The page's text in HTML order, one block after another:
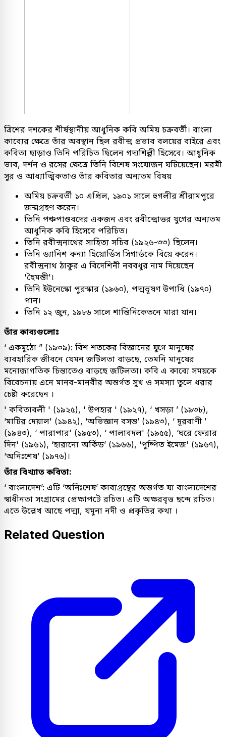
ত্রিশের দশকের শীর্ষস্থানীয় আধুনিক কবি অমিয় চক্রবর্তী। বাংলা
কাব্যের ক্ষেত্রে তাঁর অবস্থান ছিল রবীন্দ্র প্রভাব বলয়ের বাইরে এবং
কবিতা ছাড়াও তিনি পরিচিত ছিলেন গদ্যশিল্পী হিসেবে। আধুনিক
ভাব, দর্শন ও রসের ক্ষেত্রে তিনি বিশেষ সংযোজন ঘটিয়েছেন। মরমী
সুর ও আধ্যাত্মিকতাও তাঁর কবিতার অন্যতম বিষয়
অমিয় চক্রবর্তী ১০ এপ্রিল, ১৯০১ সালে হুগলীর শ্রীরামপুরে
জন্মগ্রহণ করেন।
তিনি পঞ্চপাণ্ডবদের একজন এবং রবীন্দ্রোত্তর যুগের অন্যতম
আধুনিক কবি হিসেবে পরিচিত।
তিনি রবীন্দ্রনাথের সাহিত্য সচিব (১৯২৬-৩৩) ছিলেন।
তিনি ড্যানিশ কন্যা হিয়োর্ডিস সিগার্ডকে বিয়ে করেন।
রবীন্দ্রনাথ ঠাকুর এ বিদেশিনী নববধুর নাম দিয়েছেন
'হৈমন্তী'।
তিনি ইউনেস্কো পুরস্কার (১৯৬০), পদ্মভূষণ উপাধি (১৯৭০)
পান।
তিনি ১২ জুন, ১৯৮৬ সালে শান্তিনিকেতনে মারা যান।
তাঁর কাব্যগুলোঃ
‘ একমুঠো ” (১৯৩৯): বিশ শতকের বিজ্ঞানের যুগে মানুষের
ব্যবহারিক জীবনে যেমন জটিলতা বাড়ছে, তেমনি মানুষের
মনোজাগতিক চিন্তাতেও বাড়ছে জটিলতা। কবি এ কাব্যে সময়কে
বিবেচনায় এনে মানব-মানবীর অন্তর্গত সুখ ও সমস্যা তুলে ধরার
চেষ্টা করেছেন ।
' কবিতাবলী ' (১৯২৫), ' উপহার ' (১৯২৭), ‘ খসড়া ’ (১৯৩৮),
‘মাটির দেয়াল' (১৯৪২), ‘অভিজ্ঞান বসন্ত’ (১৯৪৩), ‘ দূরবাণী ’
(১৯৪৩), ‘ পারাপার' (১৯৫৩), ‘ পালাবদল' (১৯৫৫), ‘ঘরে ফেরার
দিন' (১৯৬১), ‘হারানো অর্কিড’ (১৯৬৬), ‘পুষ্পিত ইমেজ' (১৯৬৭),
‘অনিঃশেষ’ (১৯৭৬)।
তাঁর বিখ্যাত কবিতা:
‘ বাংলাদেশ’: এটি ‘অনিঃশেষ’ কাব্যগ্রন্থের অন্তর্গত যা বাংলাদেশের
স্বাধীনতা সংগ্রামের প্রেক্ষাপটে রচিত। এটি অক্ষরবৃত্ত ছন্দে রচিত।
এতে উল্লেখ আছে পদ্মা, যমুনা নদী ও প্রকৃতির কথা ।
Related Question